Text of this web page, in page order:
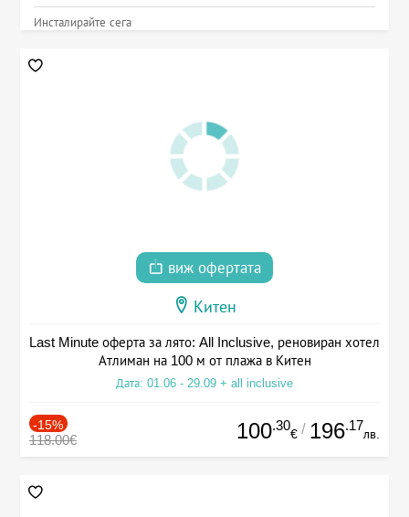
Инсталирайте сега
виж офертата
Китен
Last Minute оферта за лято: All Inclusive, реновиран хотел
Атлиман на 100 м от плажа в Китен
Дата: 01.06 - 29.09 + all inclusive
-15%
118.00€ 100.30
€ / 196.17
лв.